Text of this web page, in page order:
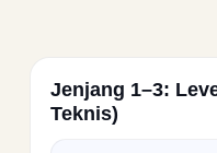
Jenjang 1–3:
Teknis)